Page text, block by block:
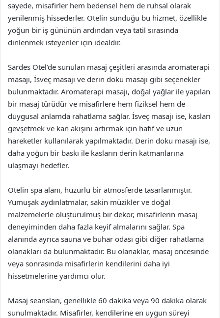
sayede, misafirler hem bedensel hem de ruhsal olarak
yenilenmiş hissederler. Otelin sunduğu bu hizmet, özellikle
yoğun bir iş gününün ardından veya tatil sırasında
dinlenmek isteyenler için idealdir.
Sardes Otel’de sunulan masaj çeşitleri arasında aromaterapi
masajı, İsveç masajı ve derin doku masajı gibi seçenekler
bulunmaktadır. Aromaterapi masajı, doğal yağlar ile yapılan
bir masaj türüdür ve misafirlere hem fiziksel hem de
duygusal anlamda rahatlama sağlar. İsveç masajı ise, kasları
gevşetmek ve kan akışını artırmak için hafif ve uzun
hareketler kullanılarak yapılmaktadır. Derin doku masajı ise,
daha yoğun bir baskı ile kasların derin katmanlarına
ulaşmayı hedefler.
Otelin spa alanı, huzurlu bir atmosferde tasarlanmıştır.
Yumuşak aydınlatmalar, sakin müzikler ve doğal
malzemelerle oluşturulmuş bir dekor, misafirlerin masaj
deneyiminden daha fazla keyif almalarını sağlar. Spa
alanında ayrıca sauna ve buhar odası gibi diğer rahatlama
olanakları da bulunmaktadır. Bu olanaklar, masaj öncesinde
veya sonrasında misafirlerin kendilerini daha iyi
hissetmelerine yardımcı olur.
Masaj seansları, genellikle 60 dakika veya 90 dakika olarak
sunulmaktadır. Misafirler, kendilerine en uygun süreyi